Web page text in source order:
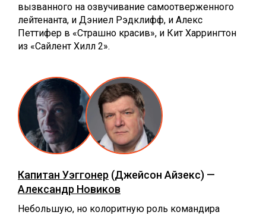
вызванного на озвучивание самоотверженного
лейтенанта, и Дэниел Рэдклифф, и Алекс
Петтифер в «Страшно красив», и Кит Харрингтон
из «Сайлент Хилл 2».
Капитан Уэггонер (Джейсон Айзекс) —
Александр Новиков
Небольшую, но колоритную роль командира